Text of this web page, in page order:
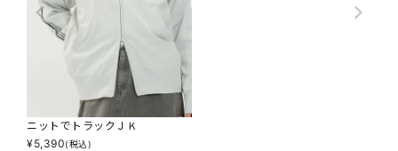
ニットでトラックＪＫ
¥5,390(税込)